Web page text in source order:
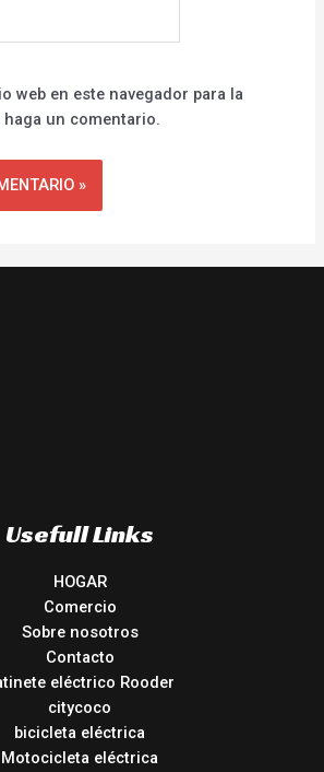
web en este navegador para la
haga un comentario.
Usefull Links
HOGAR
Comercio
Sobre nosotros
Contacto
eléctrico Rooder
citycoco
bicicleta eléctrica
Motocicleta eléctrica